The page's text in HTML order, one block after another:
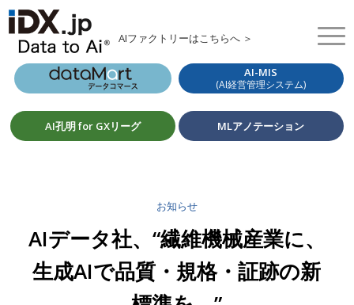
AIファクトリーはこちらへ ＞
AI-MIS
(AI経営管理システム)
AI孔明 for GXリーグ MLアノテーション
お知らせ
AIデータ社、“繊維機械産業に、
生成AIで品質・規格・証跡の新